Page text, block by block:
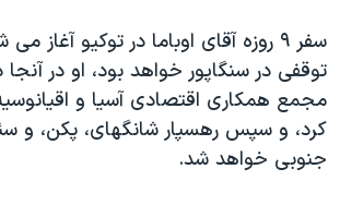
تریبونال مردمی آبان ۹۸
دادگاه حمید نوری
چهل سال گروگان‌گیری
سفر ۹ روزه آقای اوباما در توکیو
توقفی در سنگاپور خواهد بود، او در
مجمع همکاری اقتصادی آسیا و
کرد، و سپس رهسپار شانگهای، پکن، و
جنوبی خواهد شد.